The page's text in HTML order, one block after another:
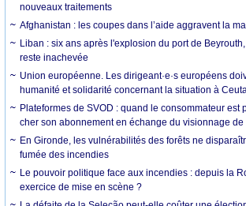
nouveaux traitements
Afghanistan : les coupes dans l’aide aggravent la
Liban : six ans après l'explosion du port de
reste inachevée
Union européenne. Les dirigeant·e·s européens
humanité et solidarité concernant la situation à
Plateformes de SVOD : quand le consommateur est
cher son abonnement en échange du visionnage
En Gironde, les vulnérabilités des forêts ne
fumée des incendies
Le pouvoir politique face aux incendies : depuis la
exercice de mise en scène ?